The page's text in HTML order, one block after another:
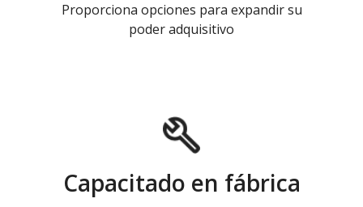
Proporciona opciones para expandir su
poder adquisitivo
Capacitado en fábrica